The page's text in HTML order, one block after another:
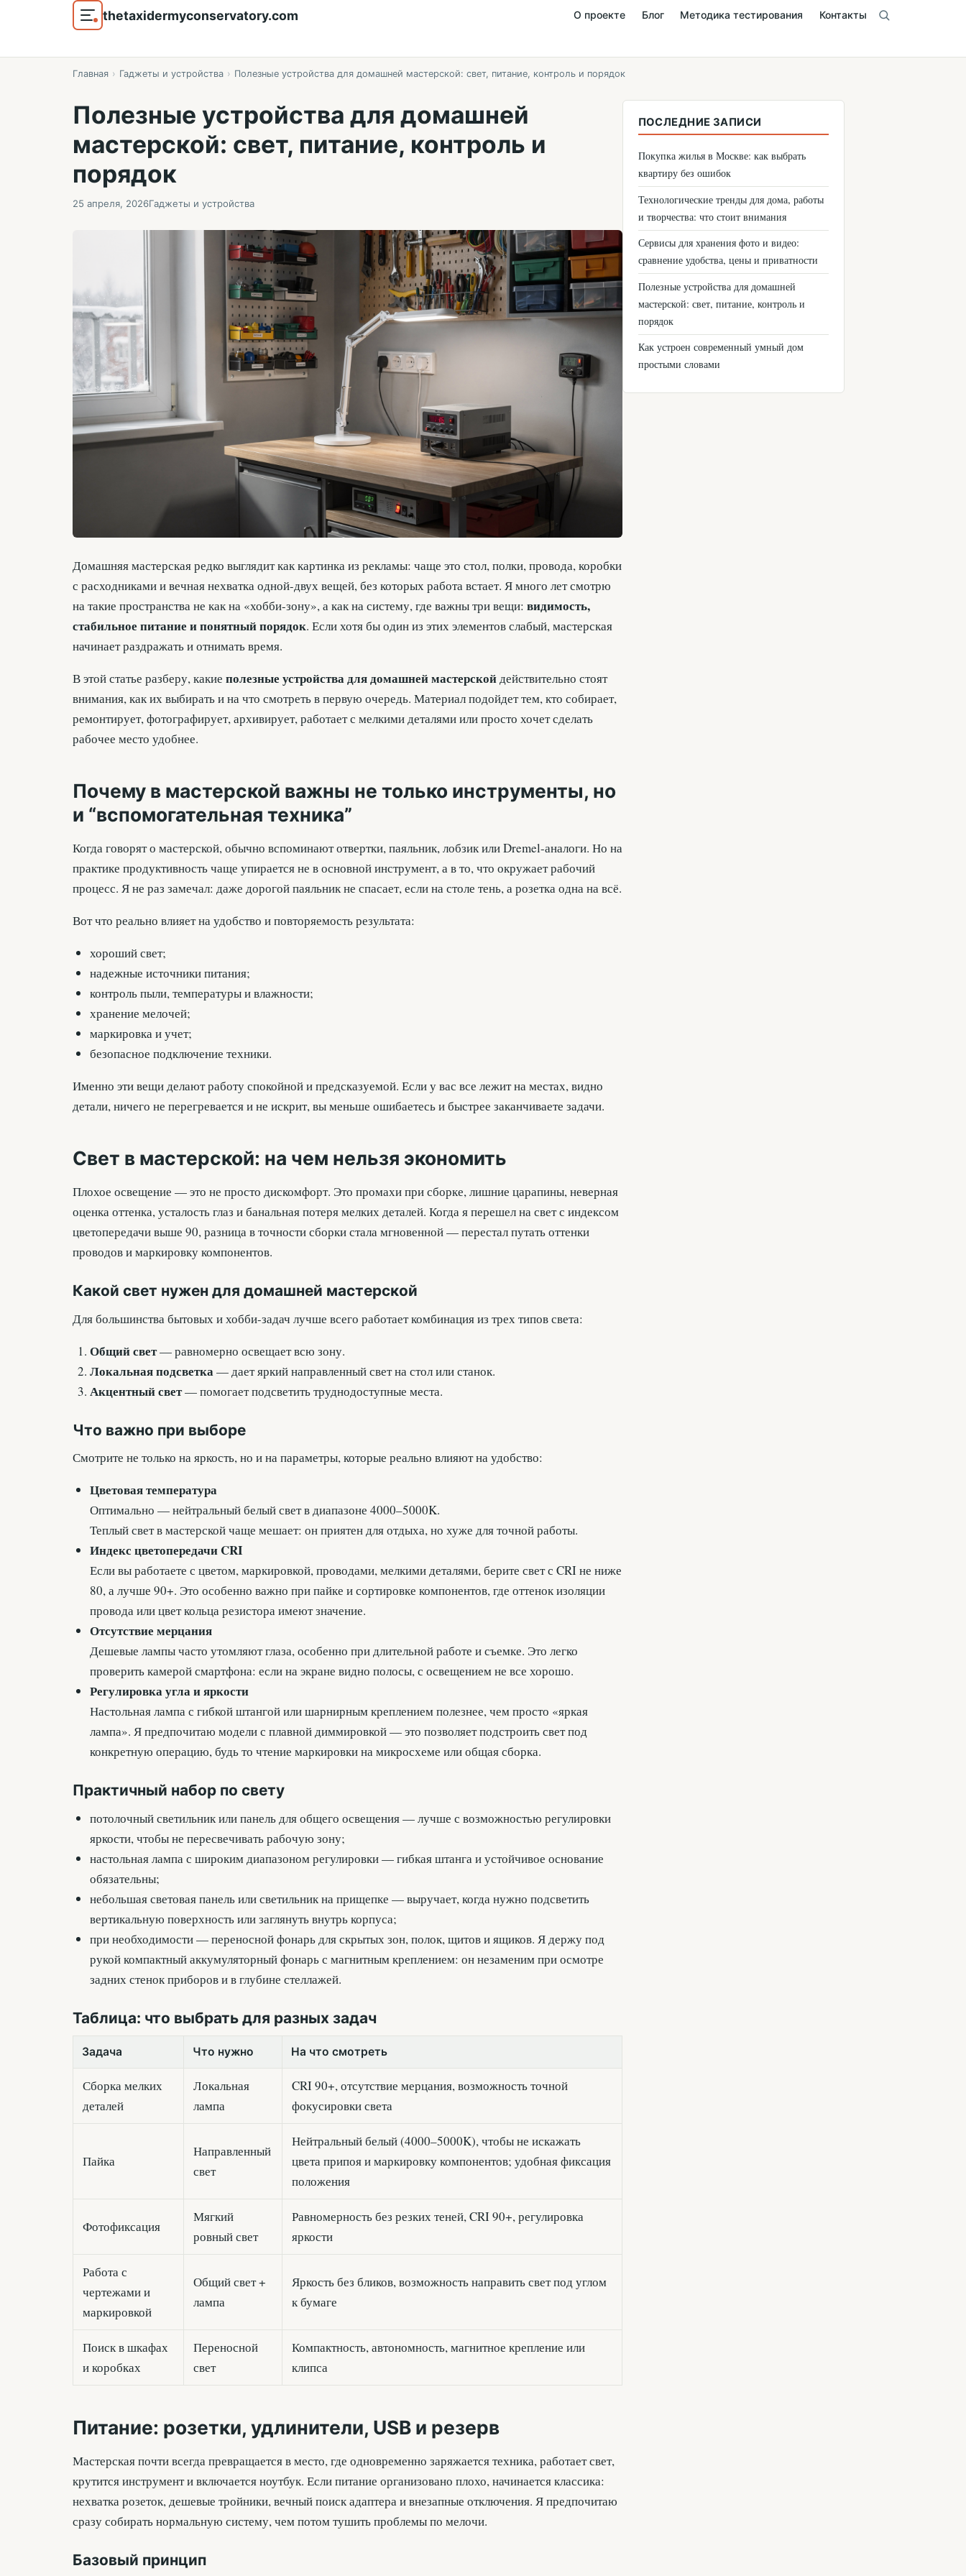
thetaxidermyconservatory.com О проекте Блог Методика тестирования Контакты
Главная › Гаджеты и устройства › Полезные устройства для домашней мастерской: свет, питание, контроль и порядок
Полезные устройства для домашней
мастерской: свет, питание, контроль и
порядок
25 апреля, 2026Гаджеты и устройства
Домашняя мастерская редко выглядит как картинка из рекламы: чаще это стол, полки, провода, коробки
с расходниками и вечная нехватка одной-двух вещей, без которых работа встает. Я много лет смотрю
на такие пространства не как на «хобби-зону», а как на систему, где важны три вещи: видимость,
стабильное питание и понятный порядок. Если хотя бы один из этих элементов слабый, мастерская
начинает раздражать и отнимать время.
В этой статье разберу, какие полезные устройства для домашней мастерскойдействительно стоят
внимания, как их выбирать и на что смотреть в первую очередь. Материал подойдет тем, кто собирает,
ремонтирует, фотографирует, архивирует, работает с мелкими деталями или просто хочет сделать
рабочее место удобнее.
Почему в мастерской важны не только инструменты, но
и “вспомогательная техника”
Когда говорят о мастерской, обычно вспоминают отвертки, паяльник, лобзик или Dremel-аналоги. Но на
практике продуктивность чаще упирается не в основной инструмент, а в то, что окружает рабочий
процесс. Я не раз замечал: даже дорогой паяльник не спасает, если на столе тень, а розетка одна на всё.
Вот что реально влияет на удобство и повторяемость результата:
хороший свет;
надежные источники питания;
контроль пыли, температуры и влажности;
хранение мелочей;
маркировка и учет;
безопасное подключение техники.
Именно эти вещи делают работу спокойной и предсказуемой. Если у вас все лежит на местах, видно
детали, ничего не перегревается и не искрит, вы меньше ошибаетесь и быстрее заканчиваете задачи.
Свет в мастерской: на чем нельзя экономить
Плохое освещение — это не просто дискомфорт. Это промахи при сборке, лишние царапины, неверная
оценка оттенка, усталость глаз и банальная потеря мелких деталей. Когда я перешел на свет с индексом
цветопередачи выше 90, разница в точности сборки стала мгновенной — перестал путать оттенки
проводов и маркировку компонентов.
Какой свет нужен для домашней мастерской
Для большинства бытовых и хобби-задач лучше всего работает комбинация из трех типов света:
Общий свет— равномерно освещает всю зону.
Локальная подсветка— дает яркий направленный свет на стол или станок.
Акцентный свет— помогает подсветить труднодоступные места.
Что важно при выборе
Смотрите не только на яркость, но и на параметры, которые реально влияют на удобство:
Цветовая температура
Оптимально — нейтральный белый свет в диапазоне 4000–5000K.
Теплый свет в мастерской чаще мешает: он приятен для отдыха, но хуже для точной работы.
Индекс цветопередачи CRI
Если вы работаете с цветом, маркировкой, проводами, мелкими деталями, берите свет с CRI не ниже
80, а лучше 90+. Это особенно важно при пайке и сортировке компонентов, где оттенок изоляции
провода или цвет кольца резистора имеют значение.
Отсутствие мерцания
Дешевые лампы часто утомляют глаза, особенно при длительной работе и съемке. Это легко
проверить камерой смартфона: если на экране видно полосы, с освещением не все хорошо.
Регулировка угла и яркости
Настольная лампа с гибкой штангой или шарнирным креплением полезнее, чем просто «яркая
лампа». Я предпочитаю модели с плавной диммировкой — это позволяет подстроить свет под
конкретную операцию, будь то чтение маркировки на микросхеме или общая сборка.
Практичный набор по свету
потолочный светильник или панель для общего освещения — лучше с возможностью регулировки
яркости, чтобы не пересвечивать рабочую зону;
настольная лампа с широким диапазоном регулировки — гибкая штанга и устойчивое основание
обязательны;
небольшая световая панель или светильник на прищепке — выручает, когда нужно подсветить
вертикальную поверхность или заглянуть внутрь корпуса;
при необходимости — переносной фонарь для скрытых зон, полок, щитов и ящиков. Я держу под
рукой компактный аккумуляторный фонарь с магнитным креплением: он незаменим при осмотре
задних стенок приборов и в глубине стеллажей.
Таблица: что выбрать для разных задач
Задача Что нужно На что смотреть
Сборка мелких
деталей
Локальная
лампа
CRI 90+, отсутствие мерцания, возможность точной
фокусировки света
Пайка
Направленный
свет
Нейтральный белый (4000–5000K), чтобы не искажать
цвета припоя и маркировку компонентов; удобная фиксация
положения
Фотофиксация
Мягкий
ровный свет
Равномерность без резких теней, CRI 90+, регулировка
яркости
Работа с
чертежами и
маркировкой
Общий свет +
лампа
Яркость без бликов, возможность направить свет под углом
к бумаге
Поиск в шкафах
и коробках
Переносной
свет
Компактность, автономность, магнитное крепление или
клипса
Питание: розетки, удлинители, USB и резерв
Мастерская почти всегда превращается в место, где одновременно заряжается техника, работает свет,
крутится инструмент и включается ноутбук. Если питание организовано плохо, начинается классика:
нехватка розеток, дешевые тройники, вечный поиск адаптера и внезапные отключения. Я предпочитаю
сразу собирать нормальную систему, чем потом тушить проблемы по мелочи.
Базовый принцип
ПОСЛЕДНИЕ ЗАПИСИ
Покупка жилья в Москве: как выбрать
квартиру без ошибок
Технологические тренды для дома, работы
и творчества: что стоит внимания
Сервисы для хранения фото и видео:
сравнение удобства, цены и приватности
Полезные устройства для домашней
мастерской: свет, питание, контроль и
порядок
Как устроен современный умный дом
простыми словами